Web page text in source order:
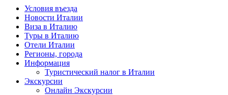
Условия въезда
Новости Италии
Виза в Италию
Туры в Италию
Отели Италии
Регионы, города
Информация
Туристический налог в Италии
Экскурсии
Онлайн Экскурсии